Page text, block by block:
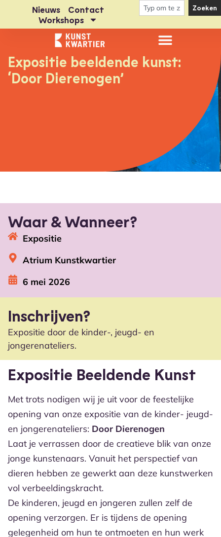
Nieuws
Contact
Workshops
Zoeken
Expositie beeldende kunst:
‘Door Dierenogen’
Expositie Beeldende Kunst
Met trots nodigen wij je uit voor de feestelijke
opening van onze expositie van de kinder- jeugd-
en jongerenateliers: Door Dierenogen
Laat je verrassen door de creatieve blik van onze
jonge kunstenaars. Vanuit het perspectief van
dieren hebben ze gewerkt aan deze kunstwerken
vol verbeeldingskracht.
De kinderen, jeugd en jongeren zullen zelf de
opening verzorgen. Er is tijdens de opening
gelegenheid om hun te ontmoeten en hun werk
Waar & Wanneer?
Expositie
Atrium Kunstkwartier
6 mei 2026
Inschrijven?
Expositie door de kinder-, jeugd- en
jongerenateliers.